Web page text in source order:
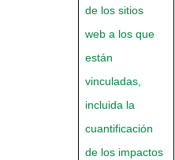
de los sitios
web a los que
están
vinculadas,
incluida la
cuantificación
de los impactos